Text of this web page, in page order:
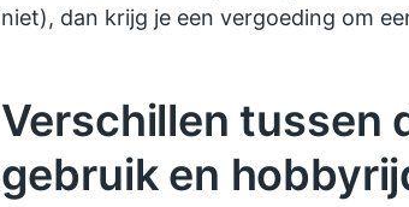
niet), dan krijg je een vergoeding om
Verschillen tussen
gebruik en